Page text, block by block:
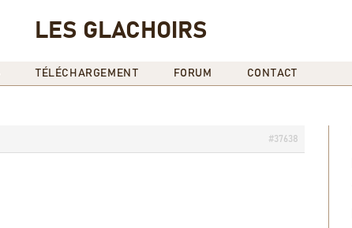
LES GLACHOIRS
TÉLÉCHARGEMENT FORUM CONTACT
#37638